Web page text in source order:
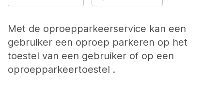
Met de oproepparkeerservice kan een
gebruiker een oproep parkeren op het
toestel van een gebruiker of op een
oproepparkeertoestel .